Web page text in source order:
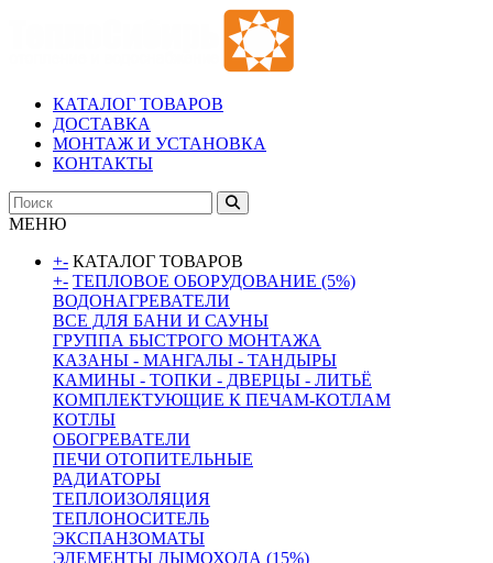
КАТАЛОГ ТОВАРОВ
ДОСТАВКА
МОНТАЖ И УСТАНОВКА
КОНТАКТЫ
МЕНЮ
+- КАТАЛОГ ТОВАРОВ
+- ТЕПЛОВОЕ ОБОРУДОВАНИЕ (5%)
ВОДОНАГРЕВАТЕЛИ
ВСЕ ДЛЯ БАНИ И САУНЫ
ГРУППА БЫСТРОГО МОНТАЖА
КАЗАНЫ - МАНГАЛЫ - ТАНДЫРЫ
КАМИНЫ - ТОПКИ - ДВЕРЦЫ - ЛИТЬЁ
КОМПЛЕКТУЮЩИЕ К ПЕЧАМ-КОТЛАМ
КОТЛЫ
ОБОГРЕВАТЕЛИ
ПЕЧИ ОТОПИТЕЛЬНЫЕ
РАДИАТОРЫ
ТЕПЛОИЗОЛЯЦИЯ
ТЕПЛОНОСИТЕЛЬ
ЭКСПАНЗОМАТЫ
ЭЛЕМЕНТЫ ДЫМОХОДА (15%)